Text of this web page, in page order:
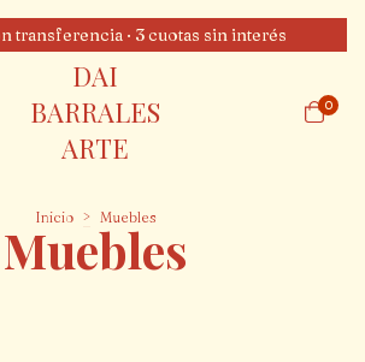
transferencia · 3 cuotas sin interés
DAI
BARRALES
ARTE
0
Inicio > Muebles
Muebles